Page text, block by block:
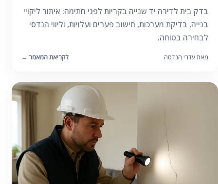
בדק בית לדירה יד שנייה בקריות לפני חתימה: איתור ליקויי
בנייה, בדיקת מערכות, חישוב פערים ועלויות, וליווי הנדסי
לבחירה בטוחה.
מאת עדרי הנדסה לקריאת המאמר ←